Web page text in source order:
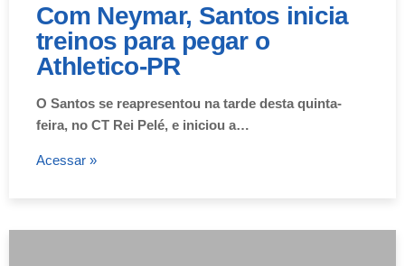
Com Neymar, Santos inicia
treinos para pegar o
Athletico-PR
O Santos se reapresentou na tarde desta quinta-
feira, no CT Rei Pelé, e iniciou a…
Acessar »